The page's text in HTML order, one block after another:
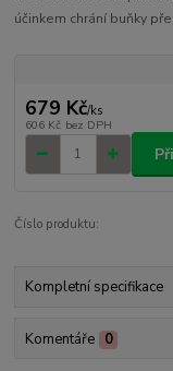
účinkem chrání buňky
679 Kč/ks
606 Kč bez DPH
Číslo produktu:
Kompletní specifikace
Komentáře 0